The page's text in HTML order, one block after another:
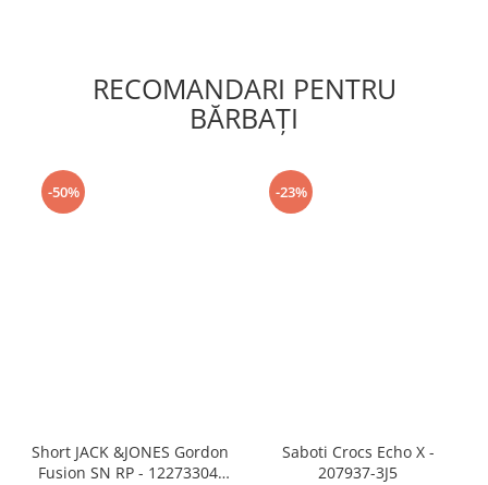
RECOMANDARI PENTRU
BĂRBAŢI
-50%
Short JACK &JONES Gordon
Fusion SN RP - 12273304-
-23%
Saboti Crocs Echo X -
207937-3J5